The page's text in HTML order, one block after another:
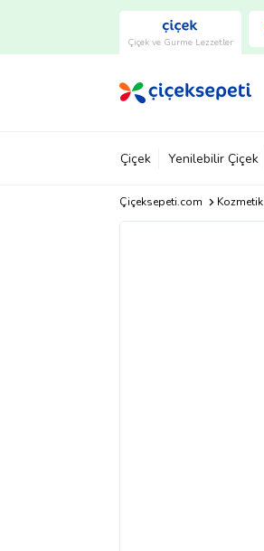
Çiçek ve Gurme Lezzetler
Çiçek Yenilebilir Çiçek
Çiçeksepeti.com Kozmetik